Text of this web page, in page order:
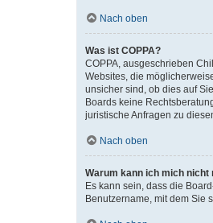
Nach oben
Was ist COPPA?
COPPA, ausgeschrieben
Websites, die
unsicher sind, ob dies auf
Boards keine
juristische Anfragen zu
Nach oben
Warum kann ich mich
Es kann sein, dass die
Benutzername, mit dem Sie